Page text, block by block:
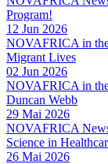
Program!
12 Jun 2026
NOVAFRICA in
Migrant Lives
02 Jun 2026
NOVAFRICA in
Duncan Webb
29 Mai 2026
NOVAFRICA
Science in
26 Mai 2026